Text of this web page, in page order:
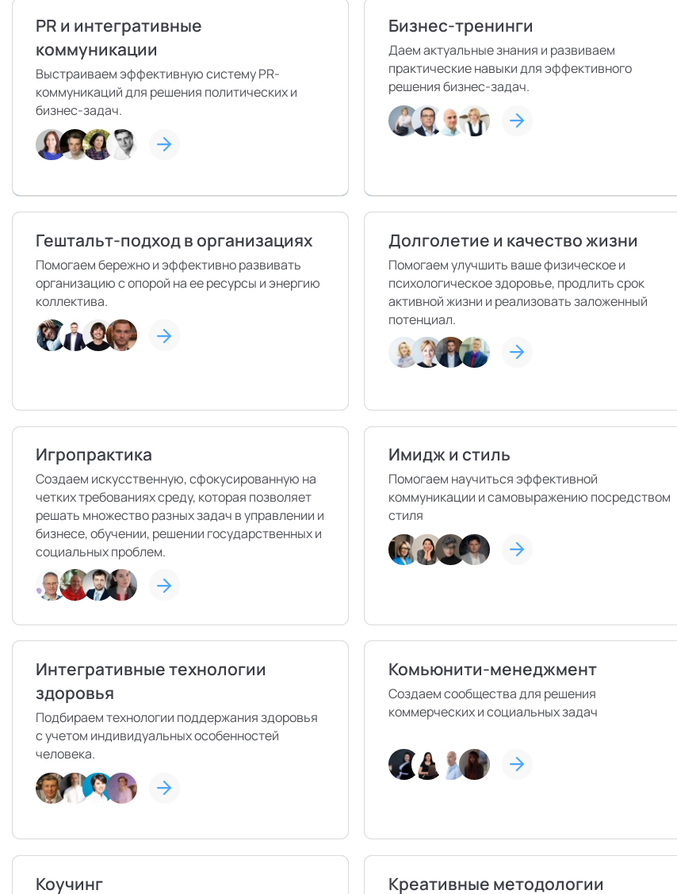
PR и интегративные
коммуникации
Выстраиваем эффективную систему PR-
коммуникаций для решения политических и
бизнес-задач.
Бизнес-тренинги
Даем актуальные знания и развиваем
практические навыки для эффективного
решения бизнес-задач.
Гештальт-подход в организациях
Помогаем бережно и эффективно развивать
организацию с опорой на ее ресурсы и энергию
коллектива.
Долголетие и качество жизни
Помогаем улучшить ваше физическое и
психологическое здоровье, продлить срок
активной жизни и реализовать заложенный
потенциал.
Игропрактика
Создаем искусственную, сфокусированную на
четких требованиях среду, которая позволяет
решать множество разных задач в управлении и
бизнесе, обучении, решении государственных и
социальных проблем.
Имидж и стиль
Помогаем научиться эффективной
коммуникации и самовыражению посредством
стиля
Интегративные технологии
здоровья
Подбираем технологии поддержания здоровья
с учетом индивидуальных особенностей
человека.
Комьюнити-менеджмент
Создаем сообщества для решения
коммерческих и социальных задач
Коучинг Креативные методологии